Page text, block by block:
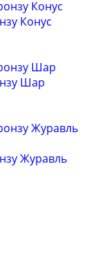
Конус
Шар
Журавль